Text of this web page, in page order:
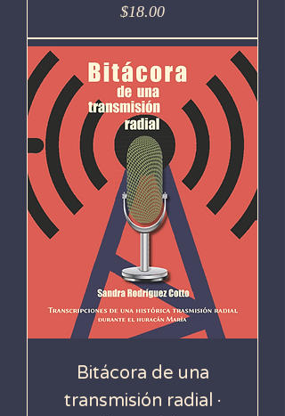
Precio
$18.00
Bitácora de una
transmisión radial ·